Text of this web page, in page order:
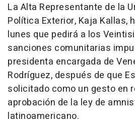
La Alta Representante de la
Política Exterior, Kaja Kallas,
lunes que pedirá a los
sanciones comunitarias
presidenta encargada de
Rodríguez, después de que
solicitado como un gesto en
aprobación de la ley de
latinoamericano.